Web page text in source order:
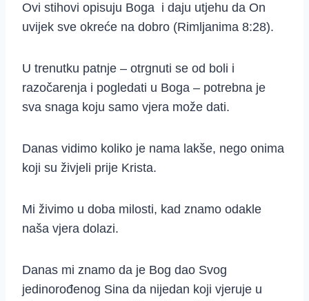
Ovi stihovi opisuju Boga i daju utjehu da On
uvijek sve okreće na dobro (Rimljanima 8:28).
U trenutku patnje – otrgnuti se od boli i
razočarenja i pogledati u Boga – potrebna je
sva snaga koju samo vjera može dati.
Danas vidimo koliko je nama lakše, nego onima
koji su živjeli prije Krista.
Mi živimo u doba milosti, kad znamo odakle
naša vjera dolazi.
Danas mi znamo da je Bog dao Svog
jedinorođenog Sina da nijedan koji vjeruje u